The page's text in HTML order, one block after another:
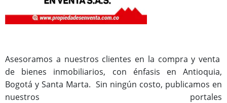
Asesoramos a nuestros clientes en la compra y venta
de bienes inmobiliarios, con énfasis en Antioquia,
Bogotá y Santa Marta. Sin ningún costo, publicamos en
nuestros portales